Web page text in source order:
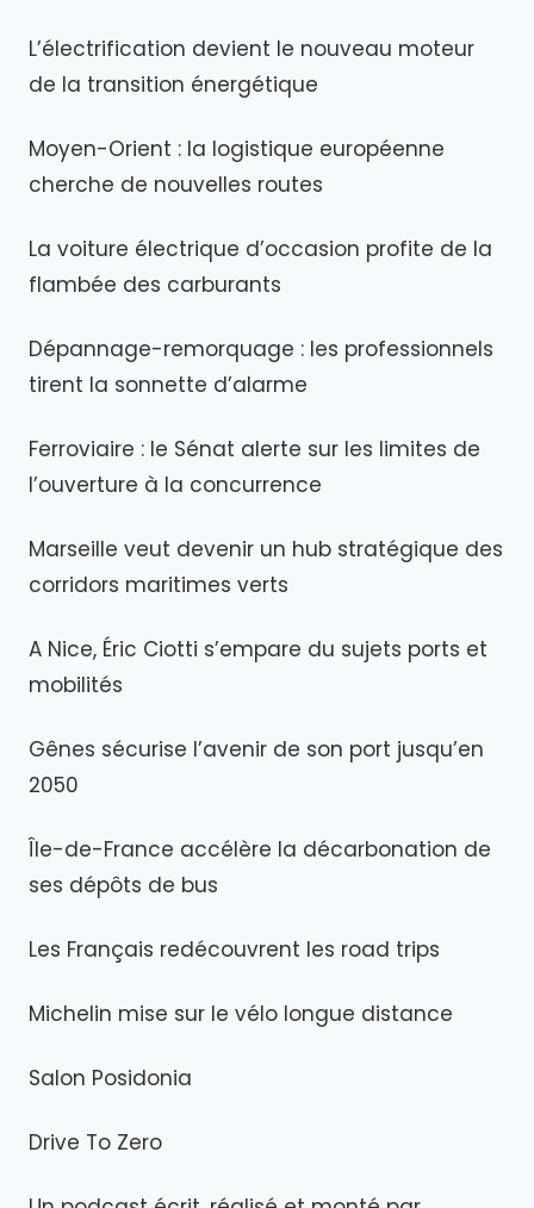
L’électrification devient le nouveau moteur
de la transition énergétique
Moyen-Orient : la logistique européenne
cherche de nouvelles routes
La voiture électrique d’occasion profite de la
flambée des carburants
Dépannage-remorquage : les professionnels
tirent la sonnette d’alarme
Ferroviaire : le Sénat alerte sur les limites de
l’ouverture à la concurrence
Marseille veut devenir un hub stratégique des
corridors maritimes verts
A Nice, Éric Ciotti s’empare du sujets ports et
mobilités
Gênes sécurise l’avenir de son port jusqu’en
2050
Île-de-France accélère la décarbonation de
ses dépôts de bus
Les Français redécouvrent les road trips
Michelin mise sur le vélo longue distance
Salon Posidonia
Drive To Zero